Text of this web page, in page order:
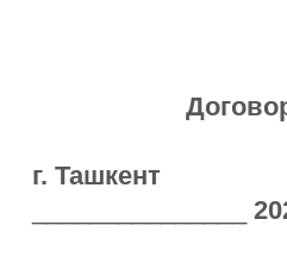
г. Ташкент